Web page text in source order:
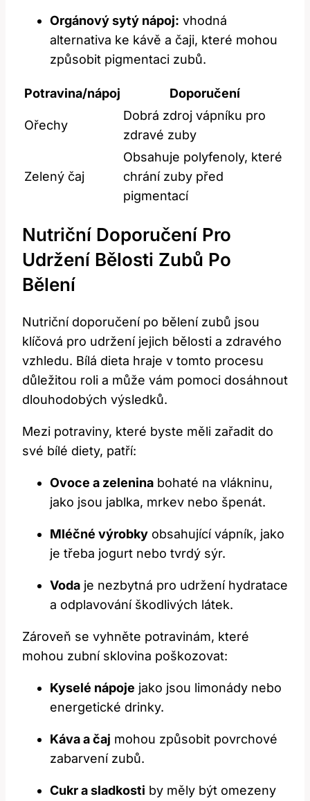
Orgánový sytý nápoj: vhodná
alternativa ke kávě a čaji, které mohou
způsobit pigmentaci zubů.
Potravina/nápoj Doporučení
Ořechy
Dobrá zdroj vápníku pro
zdravé zuby
Zelený čaj
Obsahuje polyfenoly, které
chrání zuby před
pigmentací
Nutriční Doporučení Pro
Udržení Bělosti Zubů Po
Bělení
Nutriční doporučení po bělení zubů jsou
klíčová pro udržení jejich bělosti a zdravého
vzhledu. Bílá dieta hraje v tomto procesu
důležitou roli a může vám pomoci dosáhnout
dlouhodobých výsledků.
Mezi potraviny, které byste měli zařadit do
své bílé diety, patří:
Ovoce a zelenina bohaté na vlákninu,
jako jsou jablka, mrkev nebo špenát.
Mléčné výrobky obsahující vápník, jako
je třeba jogurt nebo tvrdý sýr.
Voda je nezbytná pro udržení hydratace
a odplavování škodlivých látek.
Zároveň se vyhněte potravinám, které
mohou zubní sklovina poškozovat:
Kyselé nápoje jako jsou limonády nebo
energetické drinky.
Káva a čaj mohou způsobit povrchové
zabarvení zubů.
Cukr a sladkosti by měly být omezeny